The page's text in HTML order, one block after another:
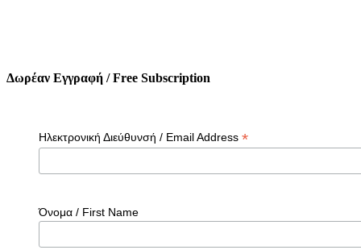
Δωρέαν Εγγραφή / Free Subscription
Ηλεκτρονική Διεύθυνσή / Email Address *
Όνομα / First Name